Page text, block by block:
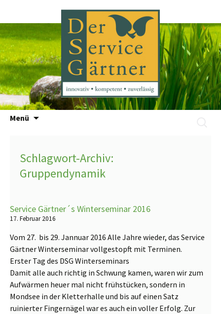
Menü
Zum
Schlagwort-Archiv:
Gruppendynamik
Service Gärtner´s Winterseminar 2016
17. Februar 2016
Vom 27. bis 29. Jannuar 2016 Alle Jahre wieder, das Service
Gärtner Winterseminar vollgestopft mit Terminen.
Erster Tag des DSG Winterseminars
Damit alle auch richtig in Schwung kamen, waren wir zum
Aufwärmen heuer mal nicht frühstücken, sondern in
Mondsee in der Kletterhalle und bis auf einen Satz
ruinierter Fingernägel war es auch ein voller Erfolg. Zur